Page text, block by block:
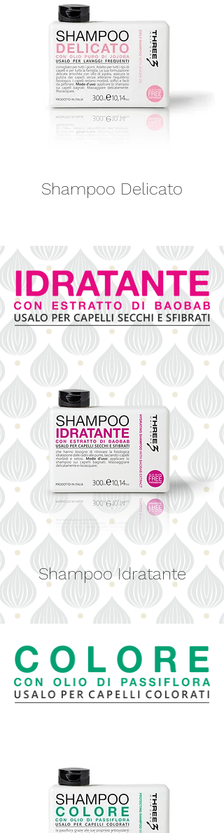
Shampoo Delicato
Balsamo Delicato
Shampoo Idratante
Balsamo Idratante
Balsamo Spray Idratante